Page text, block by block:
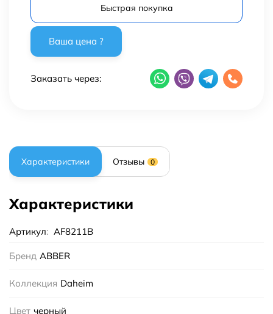
Быстрая покупка
Заказать через:
Характеристики Отзывы 0
Характеристики
Артикул: AF8211B
Бренд ABBER
Коллекция Daheim
Цвет черный